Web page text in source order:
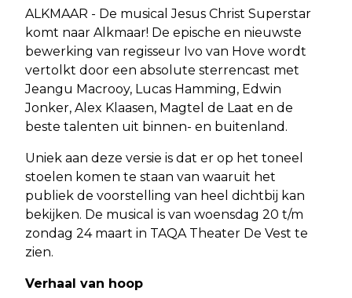
ALKMAAR - De musical Jesus Christ Superstar
komt naar Alkmaar! De epische en nieuwste
bewerking van regisseur Ivo van Hove wordt
vertolkt door een absolute sterrencast met
Jeangu Macrooy, Lucas Hamming, Edwin
Jonker, Alex Klaasen, Magtel de Laat en de
beste talenten uit binnen- en buitenland.
Uniek aan deze versie is dat er op het toneel
stoelen komen te staan van waaruit het
publiek de voorstelling van heel dichtbij kan
bekijken. De musical is van woensdag 20 t/m
zondag 24 maart in TAQA Theater De Vest te
zien.
Verhaal van hoop